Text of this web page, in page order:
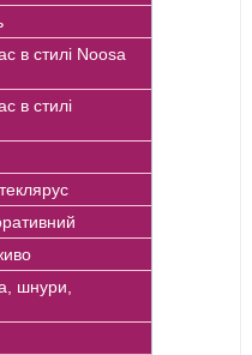
в стилі Noosa
в стилі
шнури,